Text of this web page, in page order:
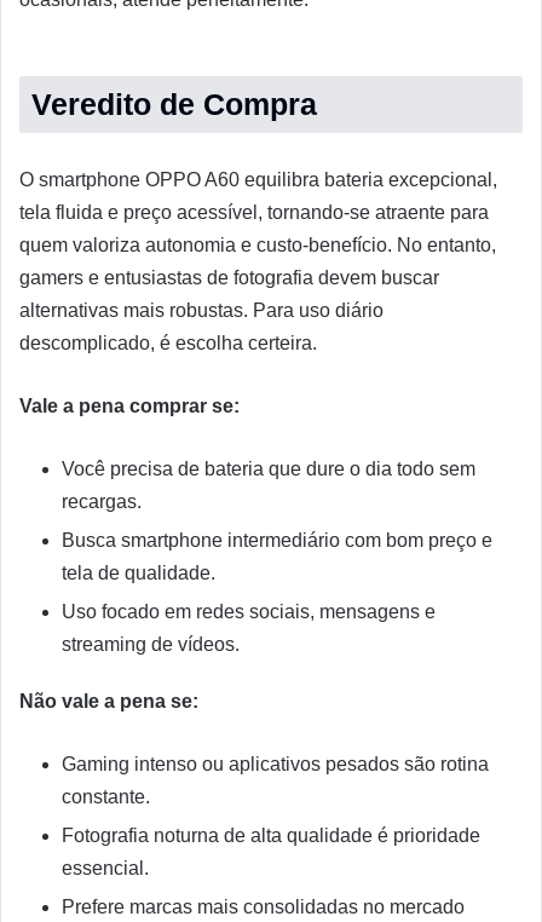
Veredito de Compra
O smartphone OPPO A60 equilibra bateria excepcional,
tela fluida e preço acessível, tornando-se atraente para
quem valoriza autonomia e custo-benefício. No entanto,
gamers e entusiastas de fotografia devem buscar
alternativas mais robustas. Para uso diário
descomplicado, é escolha certeira.
Vale a pena comprar se:
Você precisa de bateria que dure o dia todo sem
recargas.
Busca smartphone intermediário com bom preço e
tela de qualidade.
Uso focado em redes sociais, mensagens e
streaming de vídeos.
Não vale a pena se:
Gaming intenso ou aplicativos pesados são rotina
constante.
Fotografia noturna de alta qualidade é prioridade
essencial.
Prefere marcas mais consolidadas no mercado